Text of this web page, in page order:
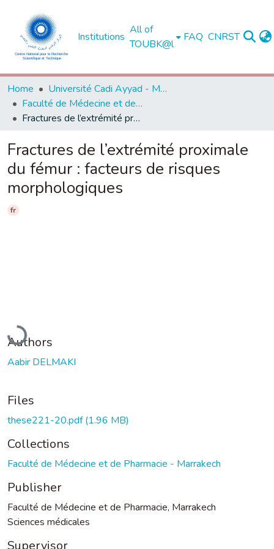
Institutions
All of
TOUBK@l
FAQ CNRST
Home
Université Cadi Ayyad - Marrakech
Faculté de Médecine et de Pharmacie - Marrakech
Fractures de l’extrémité proximale du fémur : facteurs de risques morphologiques
Fractures de l’extrémité proximale
du fémur : facteurs de risques
morphologiques
fr
Loading...
Authors
Aabir DELMAKI
Files
these221-20.pdf(1.96 MB)
Collections
Faculté de Médecine et de Pharmacie - Marrakech
Publisher
Faculté de Médecine et de Pharmacie, Marrakech
Sciences médicales
Supervisor